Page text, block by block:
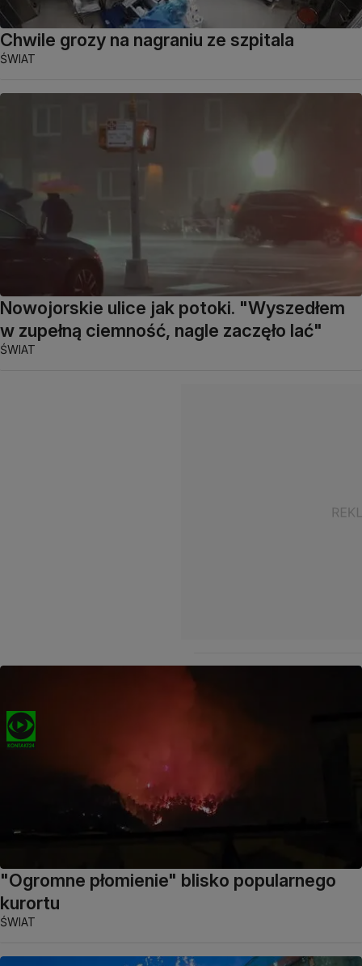
Chwile grozy na nagraniu ze szpitala
ŚWIAT
Nowojorskie ulice jak potoki. "Wyszedłem
w zupełną ciemność, nagle zaczęło lać"
ŚWIAT
"Ogromne płomienie" blisko popularnego
kurortu
ŚWIAT